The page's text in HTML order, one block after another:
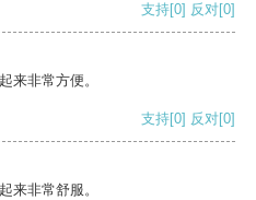
支持[0] 反对[0]
来非常方便。
支持[0] 反对[0]
来非常舒服。